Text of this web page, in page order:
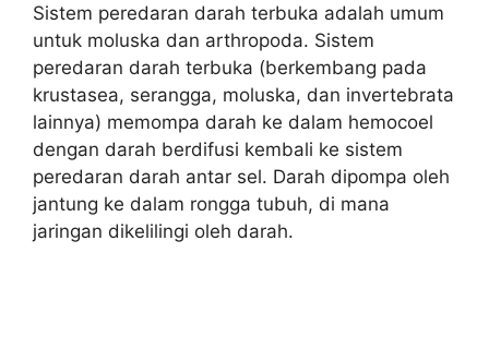
Sistem peredaran darah terbuka adalah umum
untuk moluska dan arthropoda. Sistem
peredaran darah terbuka (berkembang pada
krustasea, serangga, moluska, dan invertebrata
lainnya) memompa darah ke dalam hemocoel
dengan darah berdifusi kembali ke sistem
peredaran darah antar sel. Darah dipompa oleh
jantung ke dalam rongga tubuh, di mana
jaringan dikelilingi oleh darah.